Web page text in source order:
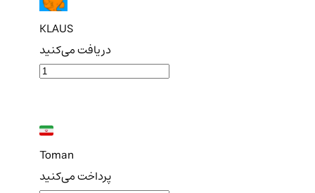
KLAUS
دریافت می‌کنید
Toman
پرداخت می‌کنید